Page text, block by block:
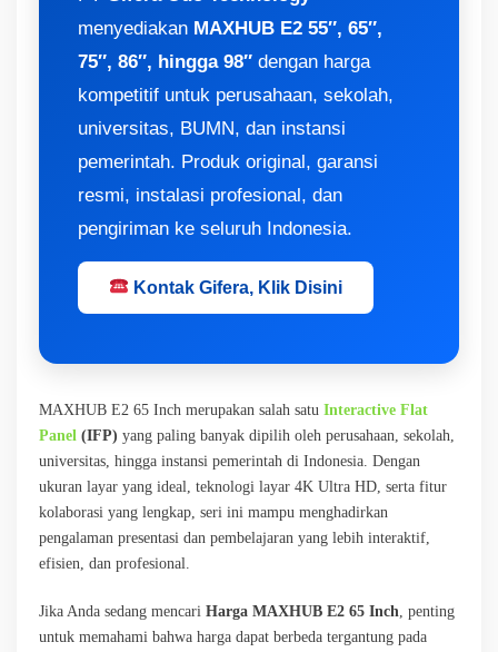
menyediakan MAXHUB E2 55″, 65″,
75″, 86″, hingga 98″ dengan harga
kompetitif untuk perusahaan, sekolah,
universitas, BUMN, dan instansi
pemerintah. Produk original, garansi
resmi, instalasi profesional, dan
pengiriman ke seluruh Indonesia.
Kontak Gifera, Klik Disini
MAXHUB E2 65 Inch merupakan salah satu Interactive Flat
Panel (IFP) yang paling banyak dipilih oleh perusahaan, sekolah,
universitas, hingga instansi pemerintah di Indonesia. Dengan
ukuran layar yang ideal, teknologi layar 4K Ultra HD, serta fitur
kolaborasi yang lengkap, seri ini mampu menghadirkan
pengalaman presentasi dan pembelajaran yang lebih interaktif,
efisien, dan profesional.
Jika Anda sedang mencari Harga MAXHUB E2 65 Inch , penting
untuk memahami bahwa harga dapat berbeda tergantung pada